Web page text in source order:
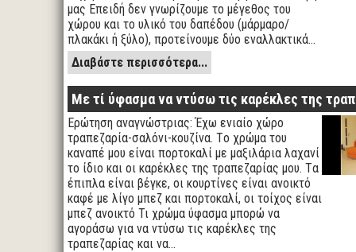
μας Επειδή δεν γνωρίζουμε το μέγεθος του
χώρου και το υλικό του δαπέδου (μάρμαρο/
πλακάκι ή ξύλο), προτείνουμε δύο εναλλακτικά…
Διαβάστε περισσότερα...
Με τί ύφασμα να ντύσω τις καρέκλες της
Ερώτηση αναγνώστριας: Έχω ενιαίο χώρο
τραπεζαρία-σαλόνι-κουζίνα. Tο χρώμα του
καναπέ μου είναι πορτοκαλί με μαξιλάρια λαχανί
το ίδιο και οι καρέκλες της τραπεζαρίας μου. Tα
έπιπλα είναι βέγκε, οι κουρτίνες είναι ανοικτό
καφέ με λίγο μπεζ και πορτοκαλί, οι τοίχος είναι
μπεζ ανοικτό Τι χρώμα ύφασμα μπορώ να
αγοράσω για να ντύσω τις καρέκλες της
τραπεζαρίας και να…